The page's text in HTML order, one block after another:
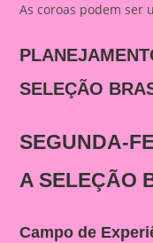
As coroas podem ser
SELEÇÃO
SEGUNDA-
A SELEÇÃO
Campo de